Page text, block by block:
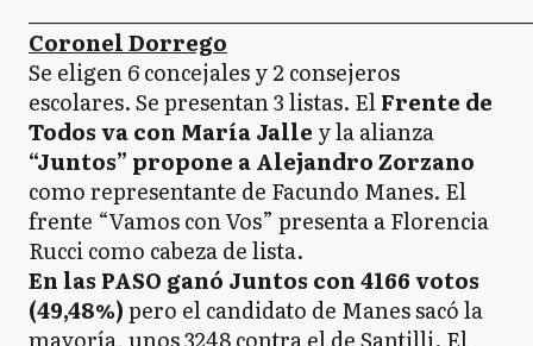
Coronel Dorrego
Se eligen 6 concejales y 2 consejeros
escolares. Se presentan 3 listas. ElFrente de
Todos va con María Jalle y la alianza
“Juntos” propone a Alejandro Zorzano
como representante de Facundo Manes. El
frente “Vamos con Vos” presenta a Florencia
Rucci como cabeza de lista.
En las PASO ganó Juntos con 4166 votos
(49,48%)pero el candidato de Manes sacó la
mayoría, unos 3248 contra el de Santilli. El